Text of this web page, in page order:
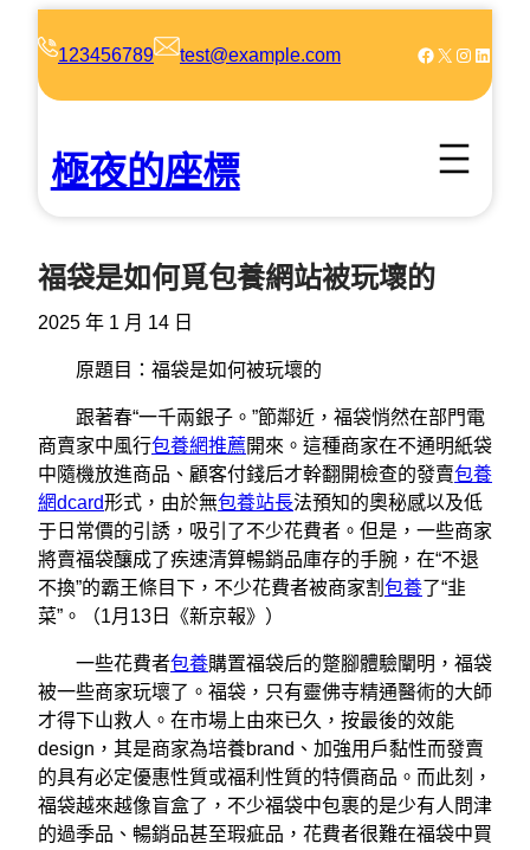
123456789 test@example.com Facebook X Instagram LinkedIn
極夜的座標
福袋是如何覓包養網站被玩壞的
2025 年 1 月 14 日
原題目：福袋是如何被玩壞的
跟著春“一千兩銀子。”節鄰近，福袋悄然在部門電
商賣家中風行包養網推薦開來。這種商家在不通明紙袋
中隨機放進商品、顧客付錢后才幹翻開檢查的發賣包養
網dcard形式，由於無包養站長法預知的奧秘感以及低
于日常價的引誘，吸引了不少花費者。但是，一些商家
將賣福袋釀成了疾速清算暢銷品庫存的手腕，在“不退
不換”的霸王條目下，不少花費者被商家割 包養了“韭
菜”。（1月13日《新京報》）
一些花費者包養購置福袋后的蹩腳體驗闡明，福袋
被一些商家玩壞了。福袋，只有靈佛寺精通醫術的大師
才得下山救人。在市場上由來已久，按最後的效能
design，其是商家為培養brand、加強用戶黏性而發賣
的具有必定優惠性質或福利性質的特價商品。而此刻，
福袋越來越像盲盒了，不少福袋中包裹的是少有人問津
的過季品、暢銷品甚至瑕疵品，花費者很難在福袋中買